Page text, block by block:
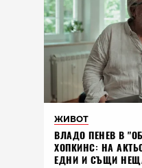
ЖИВОТ
ВЛАДO ПЕНЕВ В
ХОПКИНС: НА
ЕДНИ И СЪЩИ